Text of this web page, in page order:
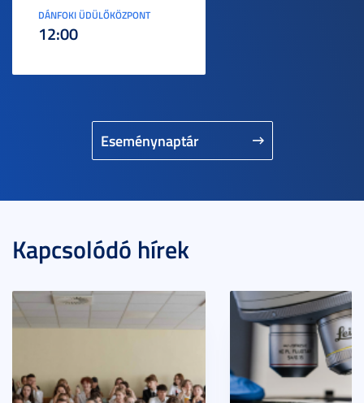
Eseménynaptár
DÁNFOKI ÜDÜLŐKÖZPONT
12:00
Kapcsolódó hírek